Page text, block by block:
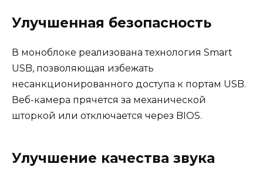
Улучшенная безопасность
В моноблоке реализована технология Smart
USB, позволяющая избежать
несанкционированного доступа к портам USB.
Веб-камера прячется за механической
шторкой или отключается через BIOS.
Улучшение качества звука